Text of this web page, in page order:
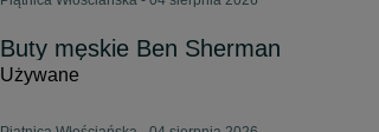
Buty męskie Ben Sherman
Używane